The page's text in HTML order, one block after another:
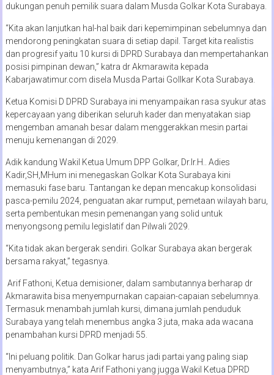
dukungan penuh pemilik suara dalam Musda Golkar Kota Surabaya.
“Kita akan lanjutkan hal-hal baik dari kepemimpinan sebelumnya dan
mendorong peningkatan suara di setiap dapil. Target kita realistis
dan progresif yaitu 10 kursi di DPRD Surabaya dan mempertahankan
posisi pimpinan dewan,” katra dr Akmarawita kepada
Kabarjawatimur.com disela Musda Partai Gollkar Kota Surabaya.
Ketua Komisi D DPRD Surabaya ini menyampaikan rasa syukur atas
kepercayaan yang diberikan seluruh kader dan menyatakan siap
mengemban amanah besar dalam menggerakkan mesin partai
menuju kemenangan di 2029.
Adik kandung Wakil Ketua Umum DPP Golkar, Dr.Ir.H.. Adies
Kadir,SH,MHum ini menegaskan Golkar Kota Surabaya kini
memasuki fase baru. Tantangan ke depan mencakup konsolidasi
pasca-pemilu 2024, penguatan akar rumput, pemetaan wilayah baru,
serta pembentukan mesin pemenangan yang solid untuk
menyongsong pemilu legislatif dan Pilwali 2029.
“Kita tidak akan bergerak sendiri. Golkar Surabaya akan bergerak
bersama rakyat,” tegasnya.
Arif Fathoni, Ketua demisioner, dalam sambutannya berharap dr
Akmarawita bisa menyempurnakan capaian-capaian sebelumnya.
Termasuk menambah jumlah kursi, dimana jumlah penduduk
Surabaya yang telah menembus angka 3 juta, maka ada wacana
penambahan kursi DPRD menjadi 55.
“Ini peluang politik. Dan Golkar harus jadi partai yang paling siap
menyambutnya,” kata Arif Fathoni yang jugga Wakil Ketua DPRD